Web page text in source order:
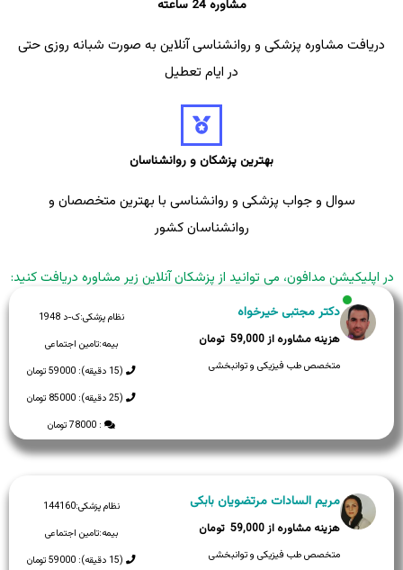
مشاوره 24 ساعته
دریافت مشاوره پزشکی و روانشناسی آنلاین به صورت شبانه روزی حتی
در ایام تعطیل
بهترین پزشکان و روانشناسان
سوال و جواب پزشکی و روانشناسی با بهترین متخصصان و
روانشناسان کشور
در اپلیکیشن مدافون، می توانید از پزشکان آنلاین زیر مشاوره دریافت کنید:
نظام پزشکی:ک-د 1948
بیمه:تامین اجتماعی
(15 دقیقه): 59000 تومان
(25 دقیقه): 85000 تومان
: 78000 تومان
دکتر مجتبی خیرخواه
59,000
متخصص طب فیزیکی و توانبخشی
نظام پزشکی:144160
بیمه:تامین اجتماعی
(15 دقیقه): 59000 تومان
مریم السادات مرتضویان بابکی
59,000
متخصص طب فیزیکی و توانبخشی